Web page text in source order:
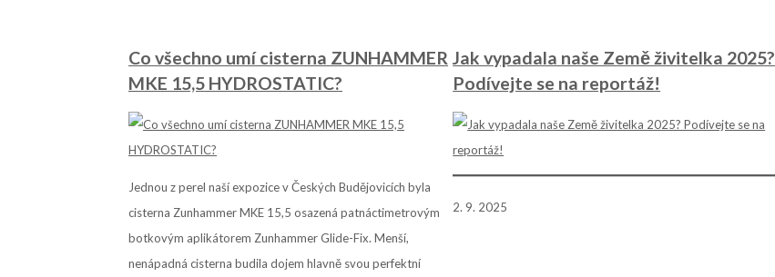
Co všechno umí cisterna ZUNHAMMER
MKE 15,5 HYDROSTATIC?
Jednou z perel naší expozice v Českých Budějovicích byla
cisterna Zunhammer MKE 15,5 osazená patnáctimetrovým
botkovým aplikátorem Zunhammer Glide-Fix. Menší,
nenápadná cisterna budila dojem hlavně svou perfektní
Jak vypadala naše Země živitelka 2025?
Podívejte se na reportáž!
2. 9. 2025